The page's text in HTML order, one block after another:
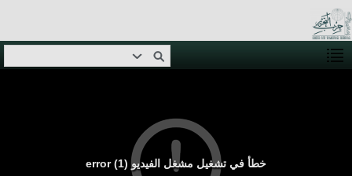
خطأ في تشغيل مشغل الفيديو (1) error